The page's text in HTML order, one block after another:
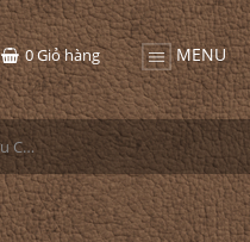
MENU
0Giỏ hàng
Rượu Courvoisier VSOP Hộp Quà Tết 2022